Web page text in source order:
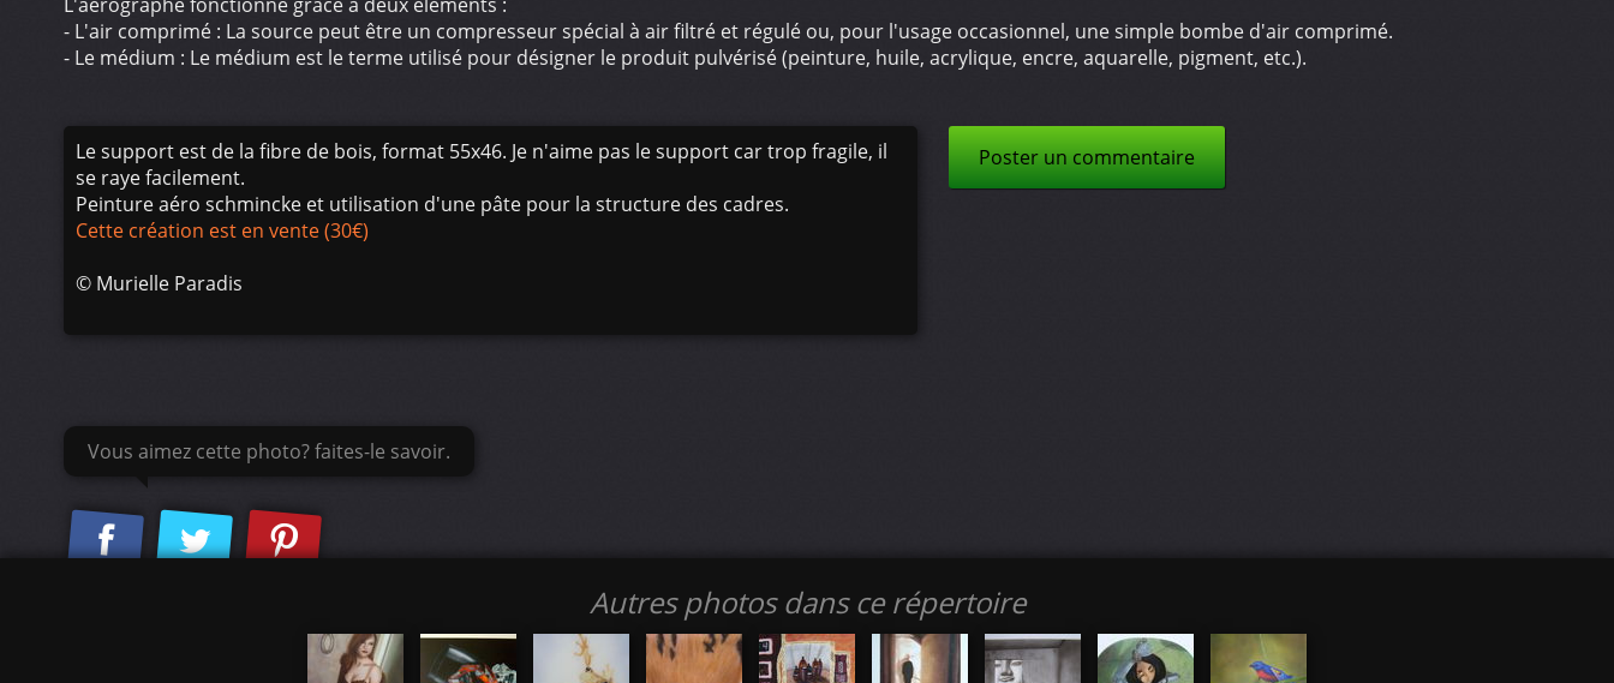
- L'air comprimé : La source peut être un compresseur spécial à air filtré et régulé ou, pour l'usage occasionnel, une simple bombe d'air comprimé.
- Le médium : Le médium est le terme utilisé pour désigner le produit pulvérisé (peinture, huile, acrylique, encre, aquarelle, pigment, etc.).
Le support est de la fibre de bois, format 55x46. Je n'aime pas le support car trop fragile, il
se raye facilement.
Peinture aéro schmincke et utilisation d'une pâte pour la structure des cadres.
Cette création est en vente (30€)
© Murielle Paradis
Poster un commentaire
Vous aimez cette photo? faites-le savoir.
Autres photos dans ce répertoire